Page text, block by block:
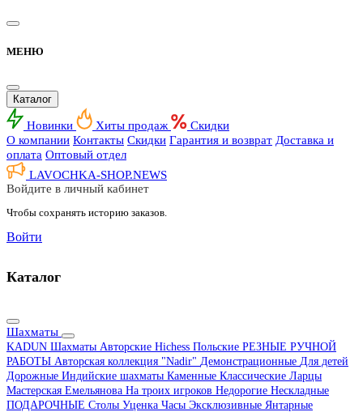
МЕНЮ
Каталог
Новинки Хиты продаж
Скидки
О компании Контакты Скидки Гарантия и возврат Доставка и
оплата Оптовый отдел
LAVOCHKA-SHOP.NEWS
Войдите в личный кабинет
Чтобы сохранять историю заказов.
Войти
Каталог
Шахматы
KADUN Шахматы Авторские Hichess Польские РЕЗНЫЕ РУЧНОЙ
РАБОТЫ Авторская коллекция "Nadir" Демонстрационные Для детей
Дорожные Индийские шахматы Каменные Классические Ларцы
Мастерская Емельянова На троих игроков Недорогие Нескладные
ПОДАРОЧНЫЕ Столы Уценка Часы Эксклюзивные Янтарные